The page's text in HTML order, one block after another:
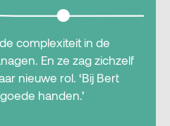
complexiteit in de
En ze zag zichzelf
nieuwe rol. ‘Bij Bert
handen.’